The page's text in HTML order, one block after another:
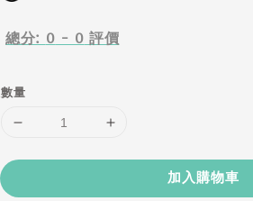
總分: 0 - 0 評價
數量
加入購物車